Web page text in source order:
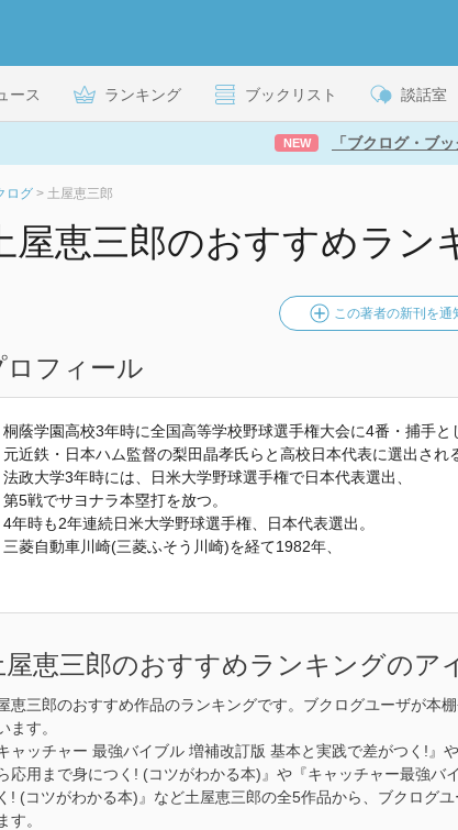
ース ランキング ブックリスト 談話室
NEW 「ブクログ・ブ
ログ > 土屋恵三郎
屋恵三郎のおすすめラン
この著者の新刊を通
ロフィール
桐蔭学園高校3年時に全国高等学校野球選手権大会に4番・捕手と
元近鉄・日本ハム監督の梨田晶孝氏らと高校日本代表に選出され
法政大学3年時には、日米大学野球選手権で日本代表選出、
第5戦でサヨナラ本塁打を放つ。
4年時も2年連続日米大学野球選手権、日本代表選出。
三菱自動車川崎(三菱ふそう川崎)を経て1982年、
2013年に30年間の監督生活を勇退し、
2015年より星槎国際湘南高校野球部の監督に就任している。
「2017年 『基本から応用まで身につく! キャッチャー 最強バイ
ら引用しています。」
屋恵三郎のおすすめランキングのア
恵三郎のおすすめ作品のランキングです。ブクログユーザが本
ます。
キャッチャー 最強バイブル 増補改訂版 基本と実践で差がつく!』
応用まで身につく! (コツがわかる本)』や『キャッチャー最強バ
! (コツがわかる本)』など土屋恵三郎の全5作品から、ブクログ
す。